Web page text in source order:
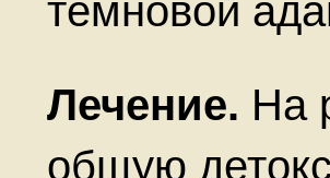
темновой
Лечение. На
общую